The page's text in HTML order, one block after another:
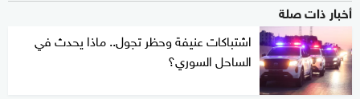
أخبار ذات صلة
اشتباكات عنيفة وحظر تجول.. ماذا يحدث في
الساحل السوري؟